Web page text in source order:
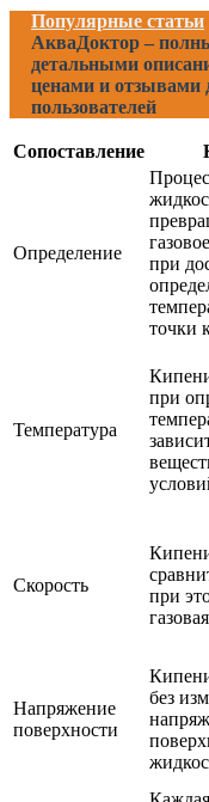
Популярные статьи
АкваДоктор –
детальными
ценами и отзывами
пользователей
Сопоставление
Определение
при
точки
Температура
при
Скорость
при
Напряжение
поверхности
без